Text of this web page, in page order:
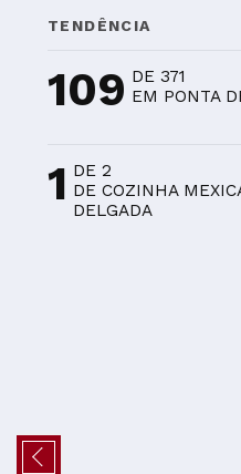
TENDÊNCIA
109 DE 371
EM PONTA
1 DE 2
DE COZINHA
DELGADA